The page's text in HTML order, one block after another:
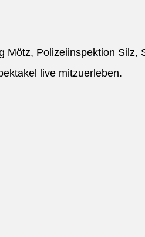
Mötz, Polizeiinspektion Silz,
live mitzuerleben.